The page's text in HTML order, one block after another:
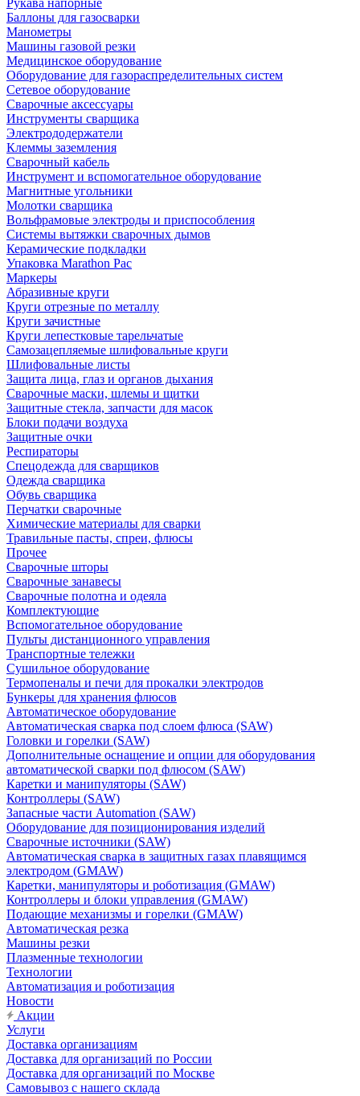
Рукава напорные
Баллоны для газосварки
Манометры
Машины газовой резки
Медицинское оборудование
Оборудование для газораспределительных систем
Сетевое оборудование
Сварочные аксессуары
Инструменты сварщика
Электрододержатели
Клеммы заземления
Сварочный кабель
Инструмент и вспомогательное оборудование
Магнитные угольники
Молотки сварщика
Вольфрамовые электроды и приспособления
Системы вытяжки сварочных дымов
Керамические подкладки
Упаковка Marathon Pac
Маркеры
Абразивные круги
Круги отрезные по металлу
Круги зачистные
Круги лепестковые тарельчатые
Самозацепляемые шлифовальные круги
Шлифовальные листы
Защита лица, глаз и органов дыхания
Сварочные маски, шлемы и щитки
Защитные стекла, запчасти для масок
Блоки подачи воздуха
Защитные очки
Респираторы
Спецодежда для сварщиков
Одежда сварщика
Обувь сварщика
Перчатки сварочные
Химические материалы для сварки
Травильные пасты, спреи, флюсы
Прочее
Сварочные шторы
Сварочные занавесы
Сварочные полотна и одеяла
Комплектующие
Вспомогательное оборудование
Пульты дистанционного управления
Транспортные тележки
Сушильное оборудование
Термопеналы и печи для прокалки электродов
Бункеры для хранения флюсов
Автоматическое оборудование
Автоматическая сварка под слоем флюса (SAW)
Головки и горелки (SAW)
Дополнительные оснащение и опции для оборудования
автоматической сварки под флюсом (SAW)
Каретки и манипуляторы (SAW)
Контроллеры (SAW)
Запасные части Automation (SAW)
Оборудование для позиционирования изделий
Сварочные источники (SAW)
Автоматическая сварка в защитных газах плавящимся
электродом (GMAW)
Каретки, манипуляторы и роботизация (GMAW)
Контроллеры и блоки управления (GMAW)
Подающие механизмы и горелки (GMAW)
Автоматическая резка
Машины резки
Плазменные технологии
Технологии
Автоматизация и роботизация
Новости
Акции
Услуги
Доставка организациям
Доставка для организаций по России
Доставка для организаций по Москве
Самовывоз с нашего склада